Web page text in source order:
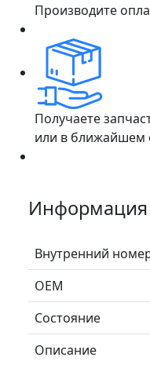
Производите
Получаете
или в ближайшем
Информация
Внутренний
ОЕМ
Состояние
Описание